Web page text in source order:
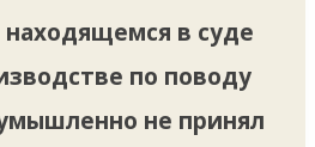
в суде
по поводу
не принял